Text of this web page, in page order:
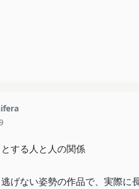
する人と人の関係
げない姿勢の作品で、実際に